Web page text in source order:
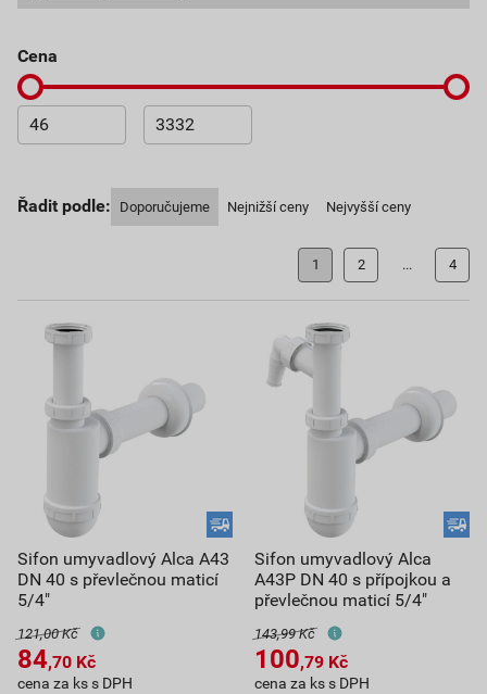
cena
Řadit podle: Doporučujeme Nejnižší ceny Nejvyšší ceny
1 2 ... 4
Sifon umyvadlový Alca A43
DN 40 s převlečnou maticí
5/4"
121,00 Kč
84,70 Kč
cena za ks s DPH
Sifon umyvadlový Alca
A43P DN 40 s přípojkou a
převlečnou maticí 5/4"
143,99 Kč
100,79 Kč
cena za ks s DPH